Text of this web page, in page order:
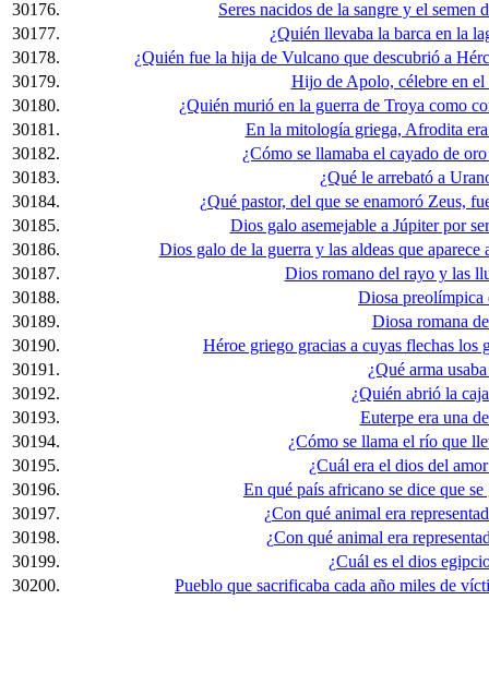
30176.
Seres nacidos de la sangre y el semen
30177.
¿Quién llevaba la barca en la
30178.
¿Quién fue la hija de Vulcano que descubrió a
30179.
Hijo de Apolo, célebre en
30180.
¿Quién murió en la guerra de Troya como
30181.
En la mitología griega, Afrodita
30182.
¿Cómo se llamaba el cayado de
30183.
¿Qué le arrebató a
30184.
¿Qué pastor, del que se enamoró Zeus,
30185.
Dios galo asemejable a Júpiter por
30186.
Dios galo de la guerra y las aldeas que
30187.
Dios romano del rayo y las
30188.
Diosa preolímpica
30189.
Diosa romana
30190.
Héroe griego gracias a cuyas flechas los
30191.
¿Qué arma
30192.
¿Quién abrió la
30193.
Euterpe era una
30194.
¿Cómo se llama el río que
30195.
¿Cuál era el dios del
30196.
En qué país africano se dice que
30197.
¿Con qué animal era
30198.
¿Con qué animal era
30199.
¿Cuál es el dios
30200.
Pueblo que sacrificaba cada año miles de